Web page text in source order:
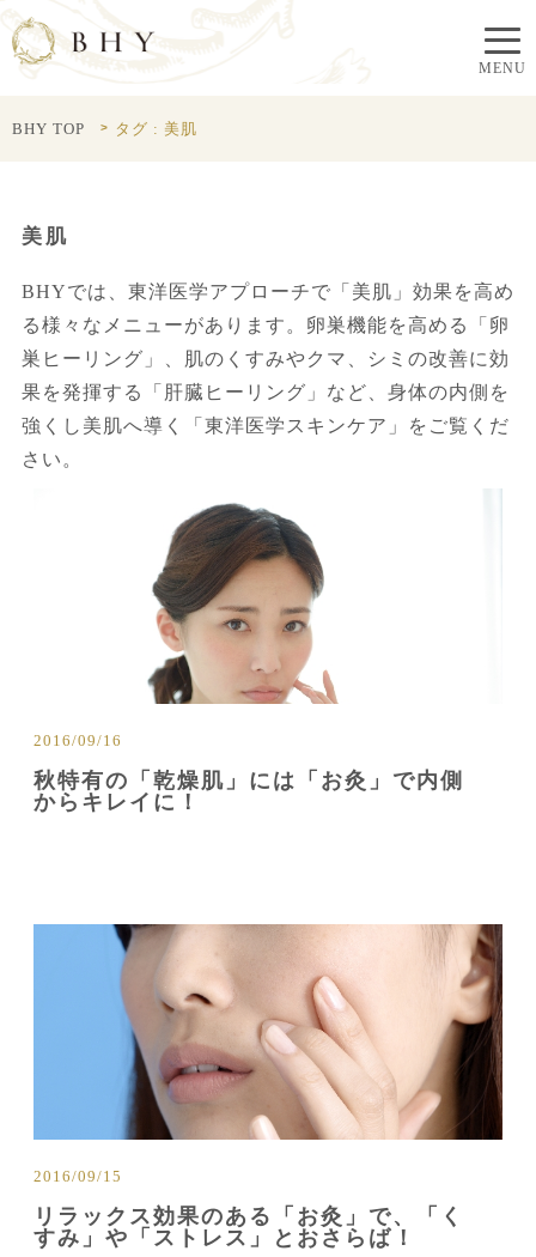
BHY TOP タグ : 美肌
美肌
BHYでは、東洋医学アプローチで「美肌」効果を高め
る様々なメニューがあります。卵巣機能を高める「卵
巣ヒーリング」、肌のくすみやクマ、シミの改善に効
果を発揮する「肝臓ヒーリング」など、身体の内側を
強くし美肌へ導く「東洋医学スキンケア」をご覧くだ
さい。
2016/09/16
秋特有の「乾燥肌」には「お灸」で内側
からキレイに！
2016/09/15
リラックス効果のある「お灸」で、「く
すみ」や「ストレス」とおさらば！